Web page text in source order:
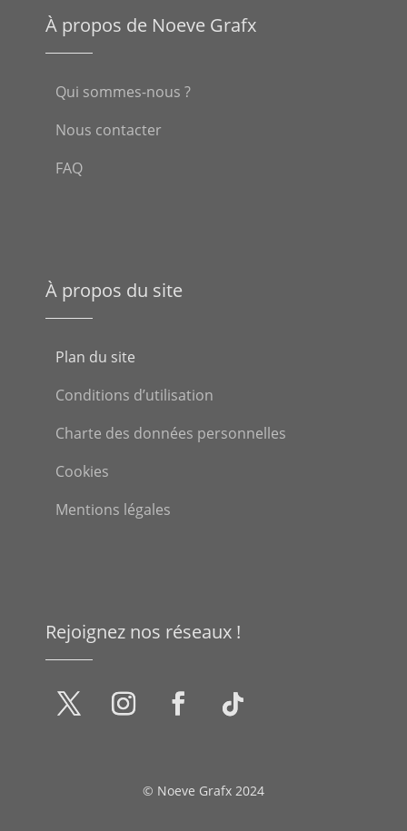
À propos de Noeve Grafx
Qui sommes-nous ?
Nous contacter
FAQ
À propos du site
Plan du site
Conditions d’utilisation
Charte des données personnelles
Cookies
Mentions légales
Rejoignez nos réseaux !
© Noeve Grafx 2024